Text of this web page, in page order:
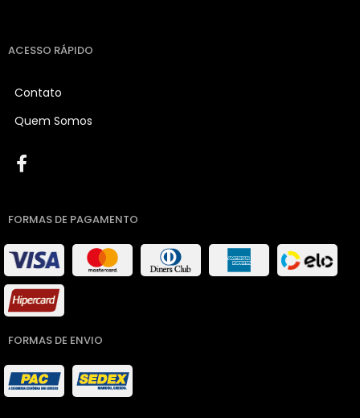
ACESSO RÁPIDO
Contato
Quem Somos
FORMAS DE PAGAMENTO
FORMAS DE ENVIO